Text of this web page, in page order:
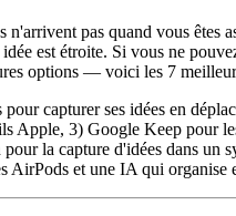
n'arrivent pas quand vous êtes
est étroite. Si vous ne
options — voici les 7
pour capturer ses idées en
Apple, 3) Google Keep pour
la capture d'idées dans un
AirPods et une IA qui organise